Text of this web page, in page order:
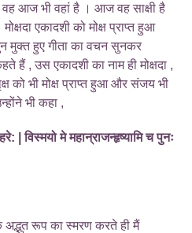
आज भी वहां है । आज वह साक्षी है
एकादशी को मोक्ष प्राप्त हुआ
मुक्त हुए गीता का वचन सुनकर
हैं , उस एकादशी का नाम ही मोक्षदा ,
को भी मोक्ष प्राप्त हुआ और संजय भी
भी कहा ,
| विस्मयो मे महान्राजन्हृष्यामि च पुनः
रूप का स्मरण करते ही मैं